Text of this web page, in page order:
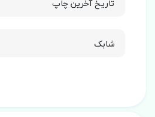
تاریخ آخرین چاپ
شابک